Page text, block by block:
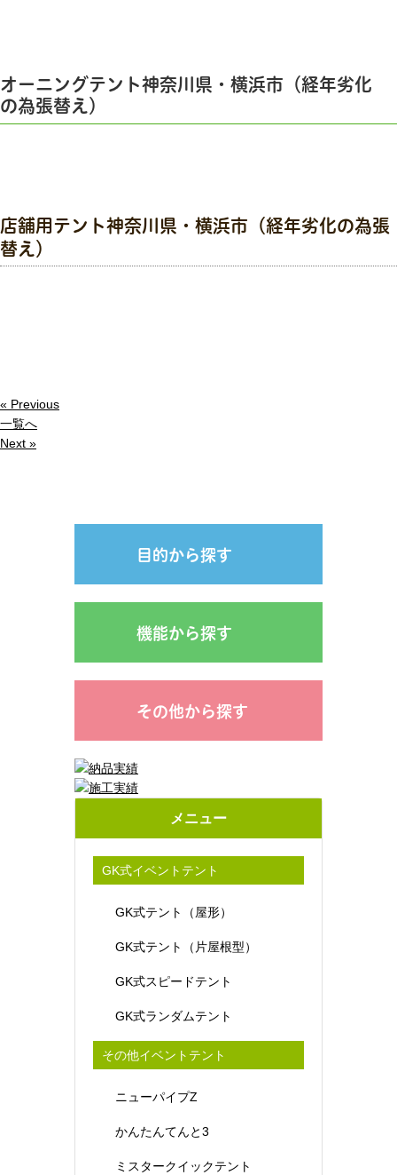
オーニングテント神奈川県・横浜市（経年劣化
の為張替え）
店舗用テント神奈川県・横浜市（経年劣化の為張
替え）
« Previous
一覧へ
Next »
目的から探す
機能から探す
その他から探す
メニュー
GK式イベントテント
GK式テント（屋形）
GK式テント（片屋根型）
GK式スピードテント
GK式ランダムテント
その他イベントテント
ニューパイプZ
かんたんてんと3
ミスタークイックテント